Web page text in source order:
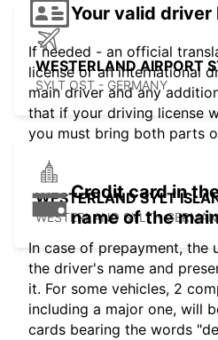
WESTERLAND AIRPORT
SYLT OST - GERMANY
WESTERLAND SYLT
WESTERLAND SYLT -
Your valid driver
If needed - an official
license or an international
main driver and any
that if your driving license
you must bring both parts
Credit card in
name of the
In case of prepayment, the
the driver's name and
it. For some vehicles, 2
including a major one, will
cards bearing the words